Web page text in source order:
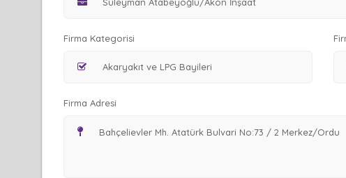
Firma Kategorisi
Firma Adresi